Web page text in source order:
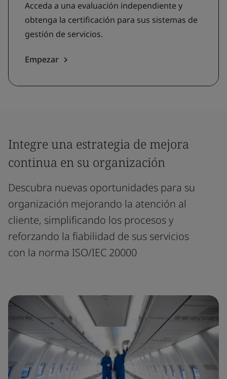
Acceda a una evaluación independiente y
obtenga la certificación para sus sistemas de
gestión de servicios.
Empezar
Integre una estrategia de mejora
continua en su organización
Descubra nuevas oportunidades para su
organización mejorando la atención al
cliente, simplificando los procesos y
reforzando la fiabilidad de sus servicios
con la norma ISO/IEC 20000